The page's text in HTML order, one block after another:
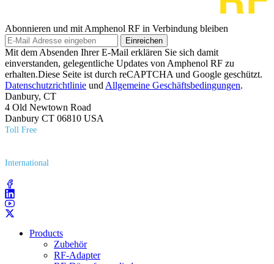
Abonnieren und mit Amphenol RF in Verbindung bleiben
Einreichen
Mit dem Absenden Ihrer E-Mail erklären Sie sich damit
einverstanden, gelegentliche Updates von Amphenol RF zu
erhalten.Diese Seite ist durch reCAPTCHA und Google geschützt.
Datenschutzrichtlinie und Allgemeine Geschäftsbedingungen.
Danbury, CT
4 Old Newtown Road
Danbury CT 06810 USA
Toll Free
International
Products
Zubehör
RF-Adapter